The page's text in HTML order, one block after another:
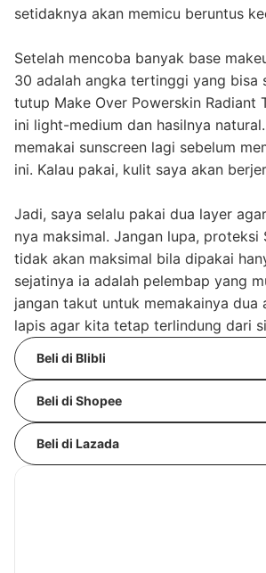
setidaknya akan memicu beruntus
Setelah mencoba banyak base
30 adalah angka tertinggi yang bisa
tutup Make Over Powerskin Radiant
ini light-medium dan hasilnya
memakai sunscreen lagi sebelum
ini. Kalau pakai, kulit saya akan
Jadi, saya selalu pakai dua layer
nya maksimal. Jangan lupa, proteksi
tidak akan maksimal bila dipakai
sejatinya ia adalah pelembap yang
jangan takut untuk memakainya dua
lapis agar kita tetap terlindung dari
Beli di Blibli
Beli di Shopee
Beli di Lazada